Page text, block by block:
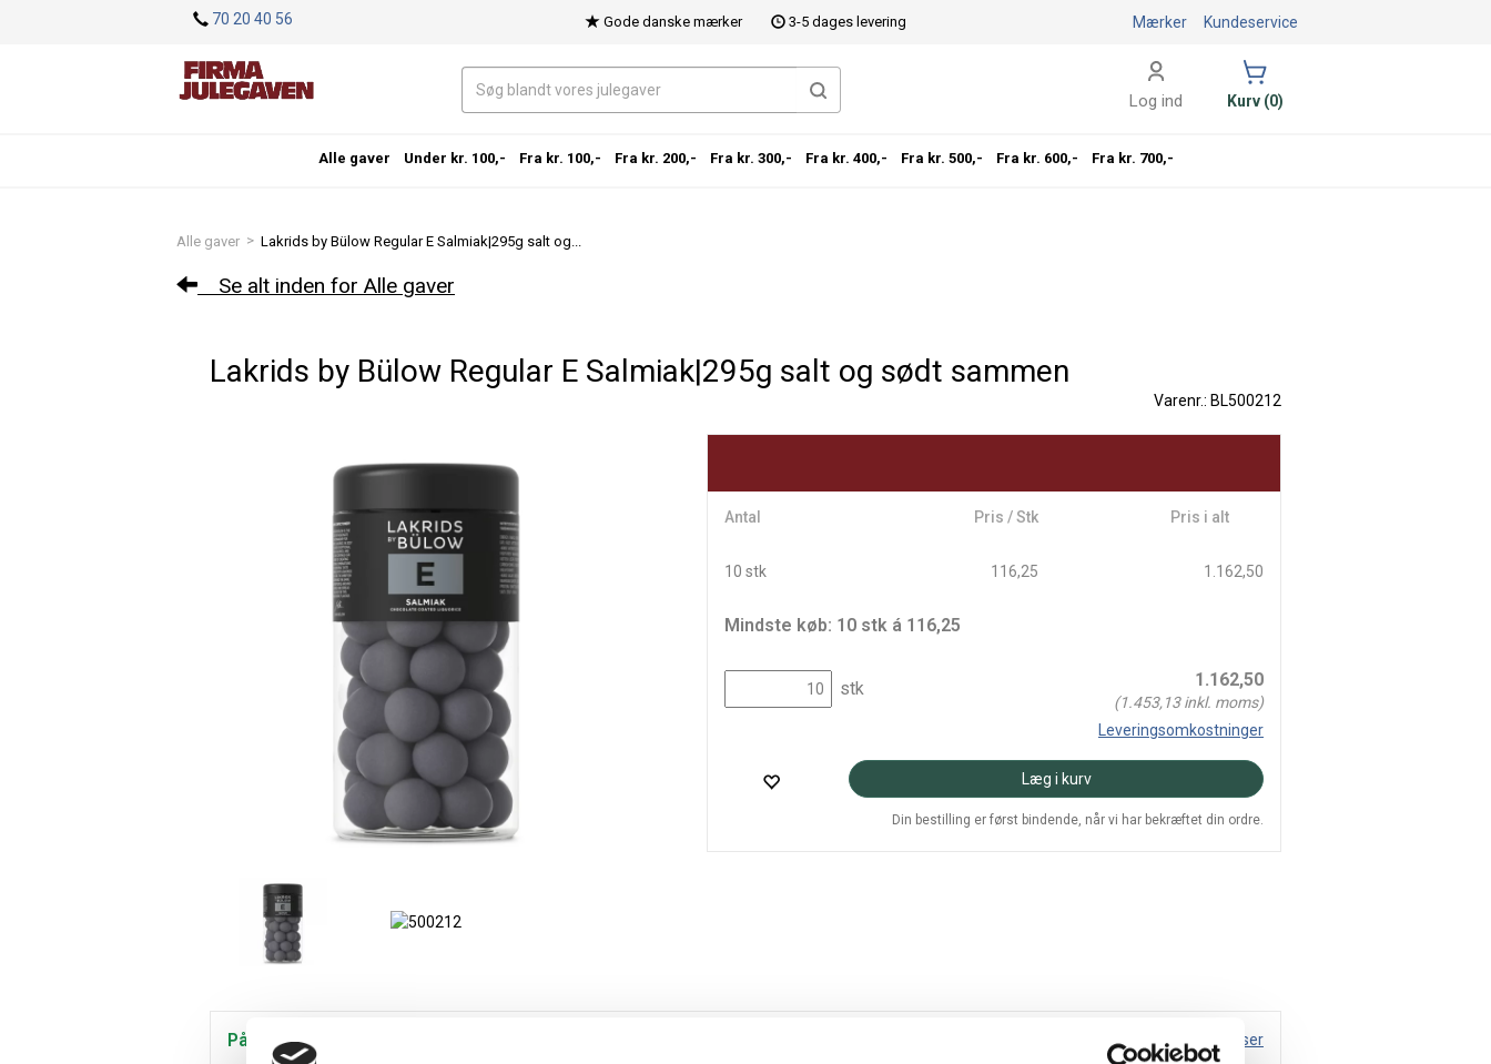
Alle gaver > Lakrids by Bülow Regular E Salmiak|295g salt og...
Se alt inden for Alle gaver
Lakrids by Bülow Regular E Salmiak|295g salt og sødt sammen
Varenr.: BL500212
Antal Pris / Stk Pris i alt
10 stk 116,25 1.162,50
Mindste køb: 10 stk á 116,25
stk 1.162,50
(1.453,13inkl. moms)
Leveringsomkostninger
Læg i kurv
Din bestilling er først bindende, når vi har bekræftet din ordre.
På lager Handelsbetingelser
70 20 40 56 Gode danske mærker 3-5 dages levering Kundeservice
Mærker
Log ind Kurv (0)
Alle gaver Under kr. 100,- Fra kr. 100,- Fra kr. 200,- Fra kr. 300,- Fra kr. 400,- Fra kr. 500,- Fra kr. 600,- Fra kr. 700,-